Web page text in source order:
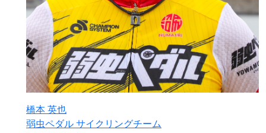
橋本 英也
弱虫ペダル サイクリングチーム